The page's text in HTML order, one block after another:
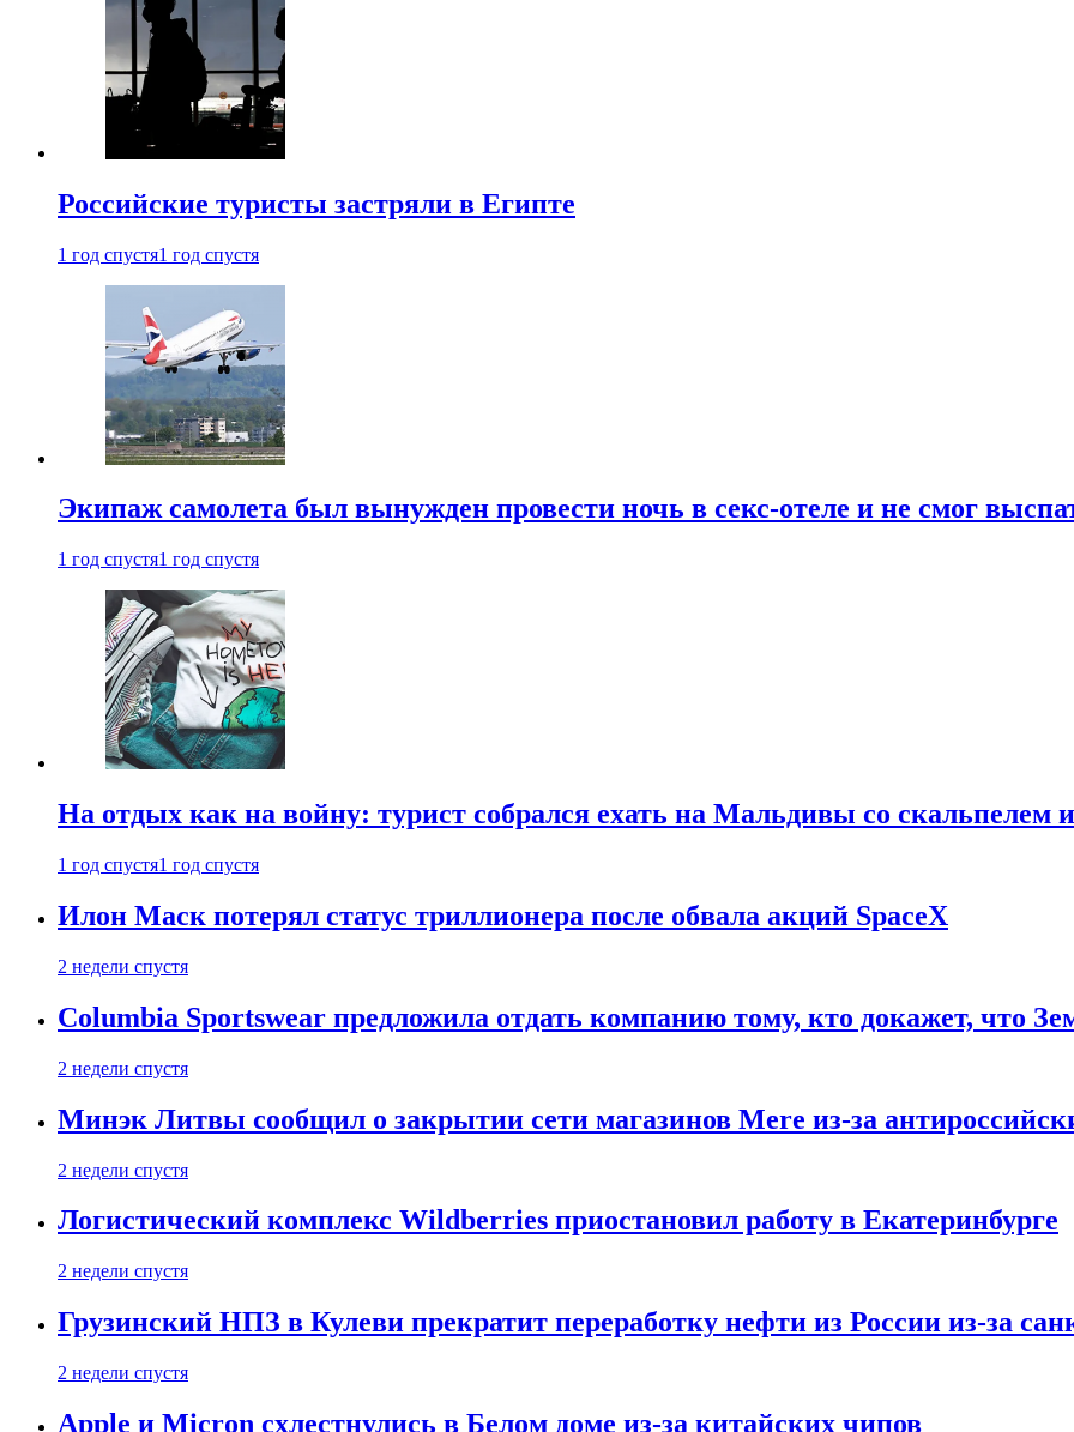
Российские туристы застряли в Египте
1 год спустя1 год спустя
Экипаж самолета был вынужден провести ночь в секс-отеле и не смог
1 год спустя1 год спустя
На отдых как на войну: турист собрался ехать на Мальдивы со скальпелем
1 год спустя1 год спустя
Илон Маск потерял статус триллионера после обвала акций SpaceX
2 недели спустя
Columbia Sportswear предложила отдать компанию тому, кто докажет, что
2 недели спустя
Минэк Литвы сообщил о закрытии сети магазинов Mere из-за
2 недели спустя
Логистический комплекс Wildberries приостановил работу в Екатеринбурге
2 недели спустя
Грузинский НПЗ в Кулеви прекратит переработку нефти из России из-за
2 недели спустя
Apple и Micron схлестнулись в Белом доме из-за китайских чипов